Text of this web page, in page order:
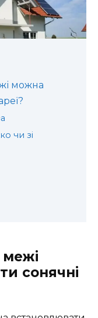
можна
чи зі
межі
сонячні